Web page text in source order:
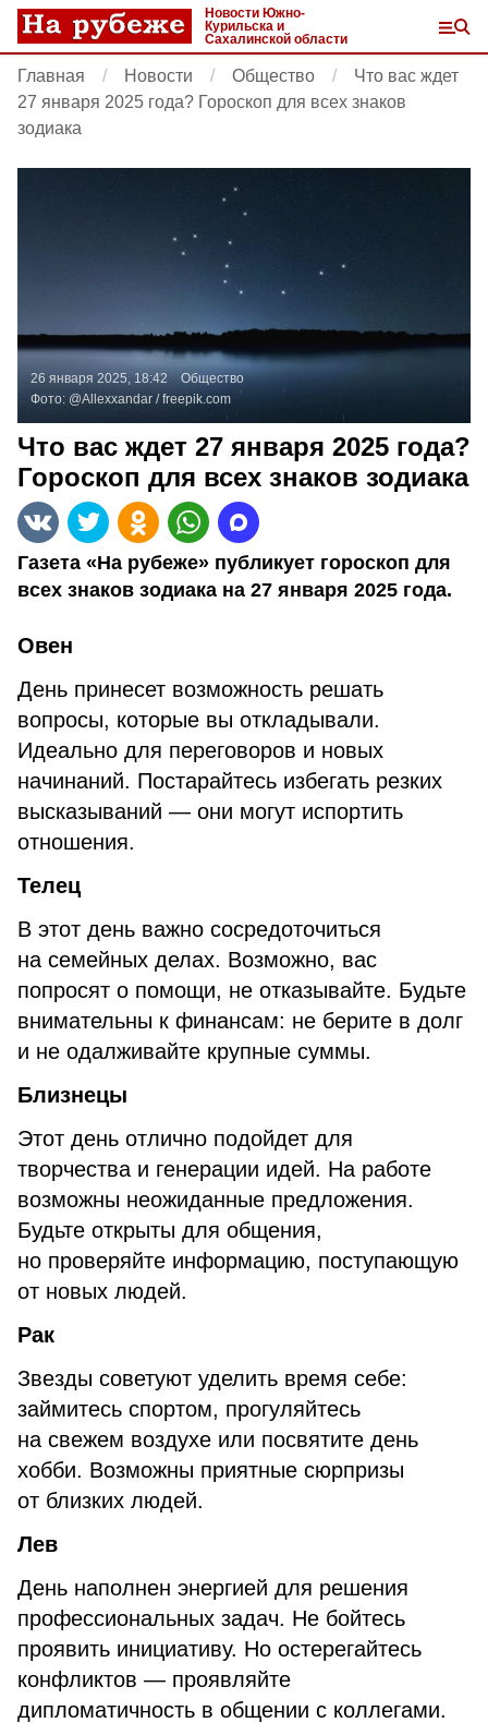
Новости Южно-
Курильска и
Сахалинской области
Главная Новости Общество
Что вас ждет
27 января 2025 года? Гороскоп для всех знаков
зодиака
26 января 2025, 18:42
Общество
Фото: @Allexxandar /freepik.com
Что вас ждет 27 января 2025 года?
Гороскоп для всех знаков зодиака
Газета «На рубеже» публикует гороскоп для
всех знаков зодиака на 27 января 2025 года.
Овен
День принесет возможность решать
вопросы, которые вы откладывали.
Идеально для переговоров и новых
начинаний. Постарайтесь избегать резких
высказываний — они могут испортить
отношения.
Телец
В этот день важно сосредоточиться
на семейных делах. Возможно, вас
попросят о помощи, не отказывайте. Будьте
внимательны к финансам: не берите в долг
и не одалживайте крупные суммы.
Близнецы
Этот день отлично подойдет для
творчества и генерации идей. На работе
возможны неожиданные предложения.
Будьте открыты для общения,
но проверяйте информацию, поступающую
от новых людей.
Рак
Звезды советуют уделить время себе:
займитесь спортом, прогуляйтесь
на свежем воздухе или посвятите день
хобби. Возможны приятные сюрпризы
от близких людей.
Лев
День наполнен энергией для решения
профессиональных задач. Не бойтесь
проявить инициативу. Но остерегайтесь
конфликтов — проявляйте
дипломатичность в общении с коллегами.